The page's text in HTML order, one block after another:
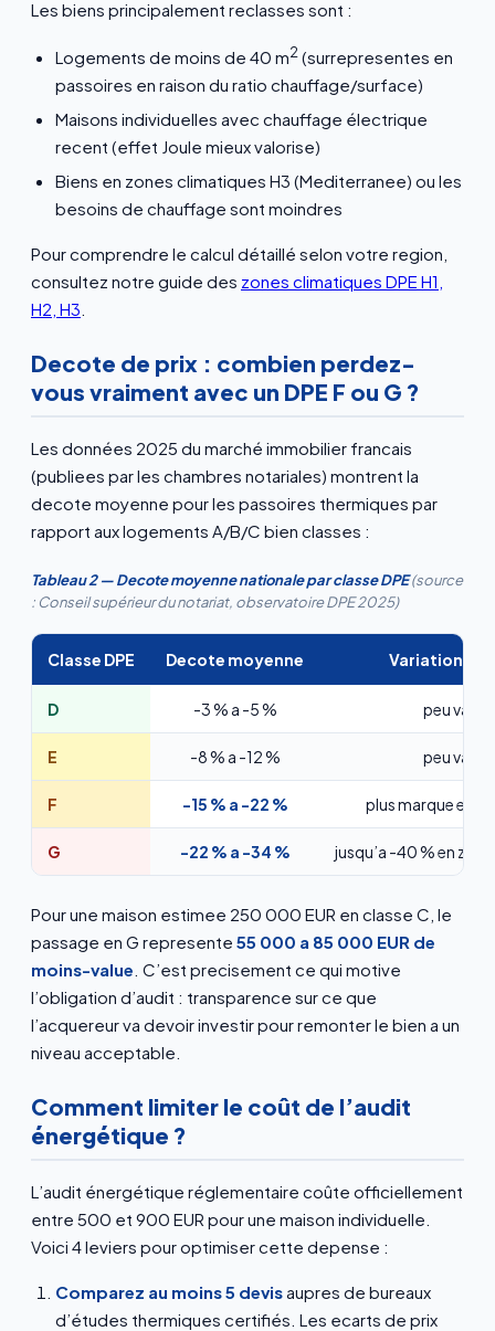
Les biens principalement reclasses sont :
Logements de moins de 40 m2 (surrepresentes en
passoires en raison du ratio chauffage/surface)
Maisons individuelles avec chauffage électrique
recent (effet Joule mieux valorise)
Biens en zones climatiques H3 (Mediterranee) ou les
besoins de chauffage sont moindres
Pour comprendre le calcul détaillé selon votre region,
consultez notre guide des zones climatiques DPE H1,
H2, H3
Decote de prix : combien perdez-
vous vraiment avec un DPE F ou G ?
Les données 2025 du marché immobilier francais
(publiees par les chambres notariales) montrent la
decote moyenne pour les passoires thermiques par
rapport aux logements A/B/C bien classes :
Tableau 2 — Decote moyenne nationale par classe DPE(source
: Conseil supérieur du notariat, observatoire DPE 2025)
Classe DPE Decote moyenne Variation
D -3 % a -5 % peu
E -8 % a -12 % peu
F -15 % a -22 % plus marque en
G -22 % a -34 % jusqu’a -40 % en
Pour une maison estimee 250 000 EUR en classe C, le
passage en G represente 55 000 a 85 000 EUR de
moins-value . C’est precisement ce qui motive
l’obligation d’audit : transparence sur ce que
l’acquereur va devoir investir pour remonter le bien a un
niveau acceptable.
Comment limiter le coût de l’audit
énergétique ?
L’audit énergétique réglementaire coûte officiellement
entre 500 et 900 EUR pour une maison individuelle.
Voici 4 leviers pour optimiser cette depense :
Comparez au moins 5 devisaupres de bureaux
d’études thermiques certifiés. Les ecarts de prix